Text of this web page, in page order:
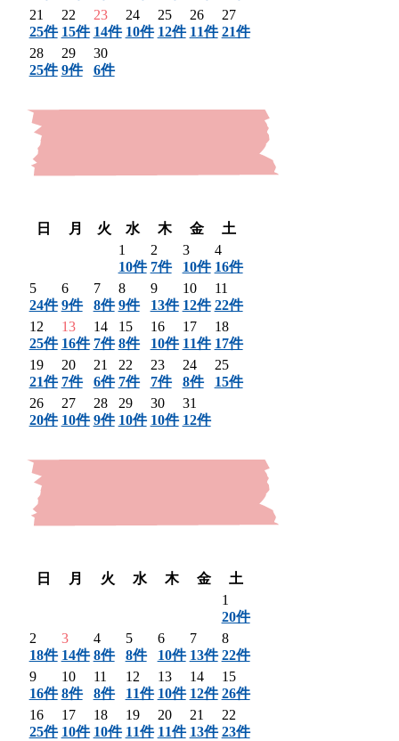
21
25件
22
15件
23
14件
24
10件
25
12件
26
11件
27
21件
28
25件
29
9件
30
6件
日
月 火 水 木 金
土
1
10件
2
7件
3
10件
4
16件
5
24件
6
9件
7
8件
8
9件
9
13件
10
12件
11
22件
12
25件
13
16件
14
7件
15
8件
16
10件
17
11件
18
17件
19
21件
20
7件
21
6件
22
7件
23
7件
24
8件
25
15件
26
20件
27
10件
28
9件
29
10件
30
10件
31
12件
日
月 火 水 木 金
土
1
20件
2
18件
3
14件
4
8件
5
8件
6
10件
7
13件
8
22件
9
16件
10
8件
11
8件
12
11件
13
10件
14
12件
15
26件
16
25件
17
10件
18
10件
19
11件
20
11件
21
13件
22
23件